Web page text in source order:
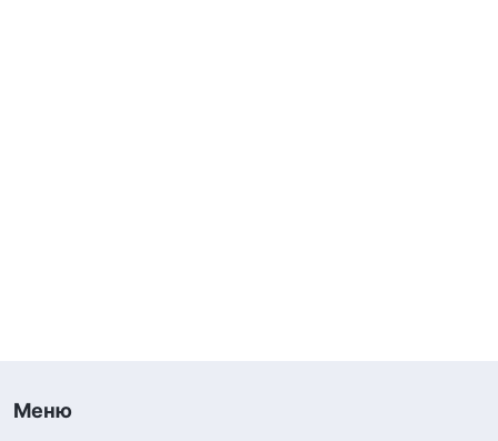
Меню